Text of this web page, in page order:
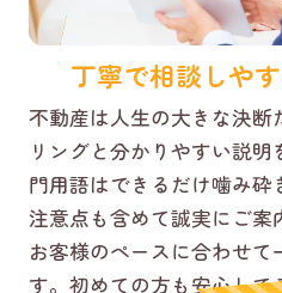
丁寧で相談しや
不動産は人生の大きな決断
リングと分かりやすい説
門用語はできるだけ噛み砕
注意点も含めて誠実にご案
お客様のペースに合わせて
す。初めての方も安心して